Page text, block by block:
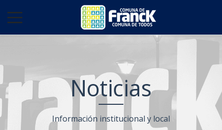
Noticias
Información institucional y local